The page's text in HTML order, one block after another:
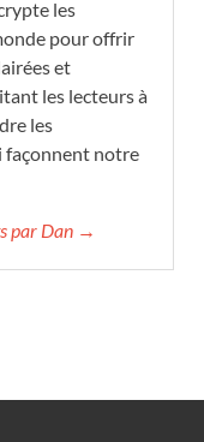
les
pour offrir
et
les lecteurs à
les
façonnent notre
par Dan →